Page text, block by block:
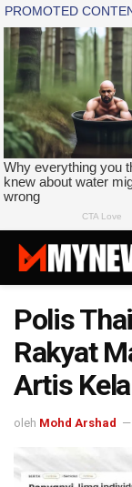
Polis
Rakyat
Artis
oleh Mohd Arshad